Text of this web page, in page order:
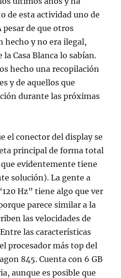
de esta actividad uno de
pesar de que otros
hecho y no era ilegal,
la Casa Blanca lo sabían.
hecho una recopilación
y de aquellos que
durante las próximas
el conector del display se
principal de forma total
evidentemente tiene
solución). La gente a
Hz” tiene algo que ver
parece similar a la
las velocidades de
las características
procesador más top del
845. Cuenta con 6 GB
aunque es posible que